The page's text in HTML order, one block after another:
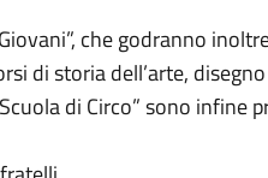
che godranno
di storia dell’arte,
di Circo” sono infine